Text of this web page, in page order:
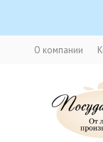
О компании